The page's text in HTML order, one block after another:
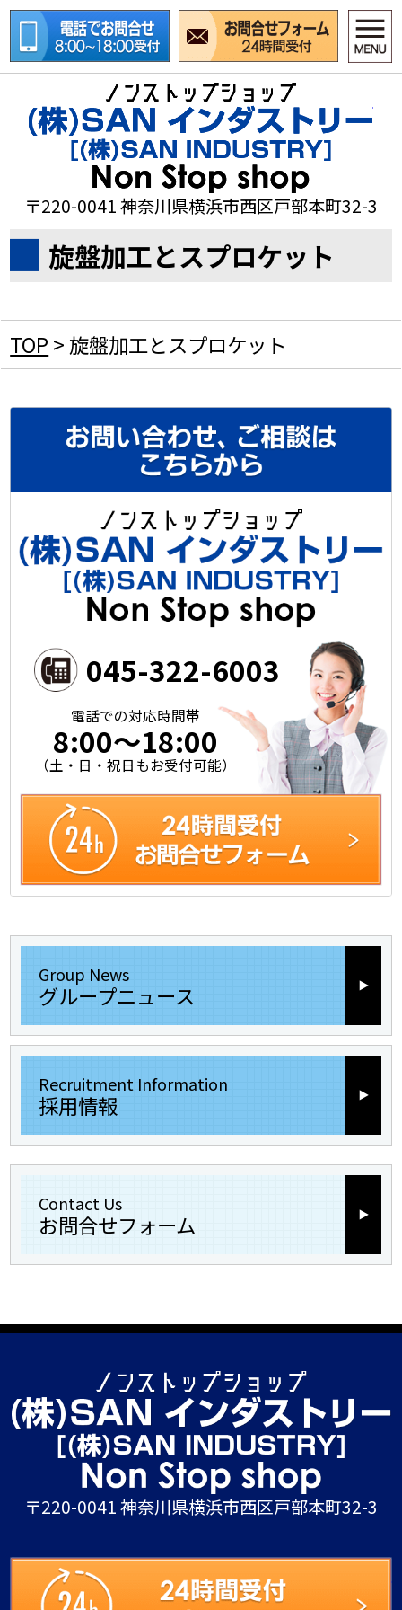
電話でお問合せ お問
〒220-0041 神奈川県横浜市西区戸部本町32-3
旋盤加工とスプロケット
TOP > 旋盤加工とスプロケット
045-322-6003
電話での対応時間帯
8:00～18:00
（土・日・祝日もお受付可能）
Group News
グループニュース
Recruitment Information
採用情報
Contact Us
お問合せフォーム
〒220-0041 神奈川県横浜市西区戸部本町32-3